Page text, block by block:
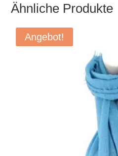
Ähnliche Produkte
Angebot!